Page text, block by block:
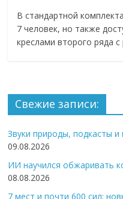
В стандартной
7 человек, но также
креслами второго ряда с
Свежие записи:
Звуки природы, подкасты и
09.08.2026
ИИ научился обжаривать
08.08.2026
7 мест и почти 600 сил: